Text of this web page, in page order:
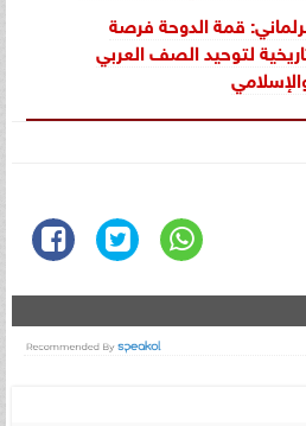
قمة الدوحة فرصة
لتوحيد الصف العربي